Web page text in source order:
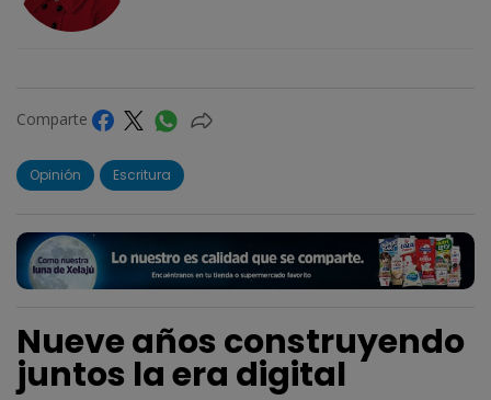
Comparte
Opinión Escritura
Nueve años construyendo
juntos la era digital